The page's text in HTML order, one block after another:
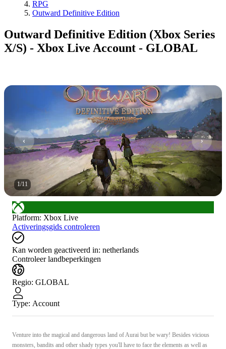
RPG
Outward Definitive Edition
Outward Definitive Edition (Xbox Series
X/S) - Xbox Live Account - GLOBAL
1/11
Platform: Xbox Live
Activeringsgids controleren
Kan worden geactiveerd in: netherlands
Controleer landbeperkingen
Regio: GLOBAL
Type: Account
Venture into the magical and dangerous land of Aurai but be wary! Besides vicious
monsters, bandits and other shady types you'll have to face the elements as well as